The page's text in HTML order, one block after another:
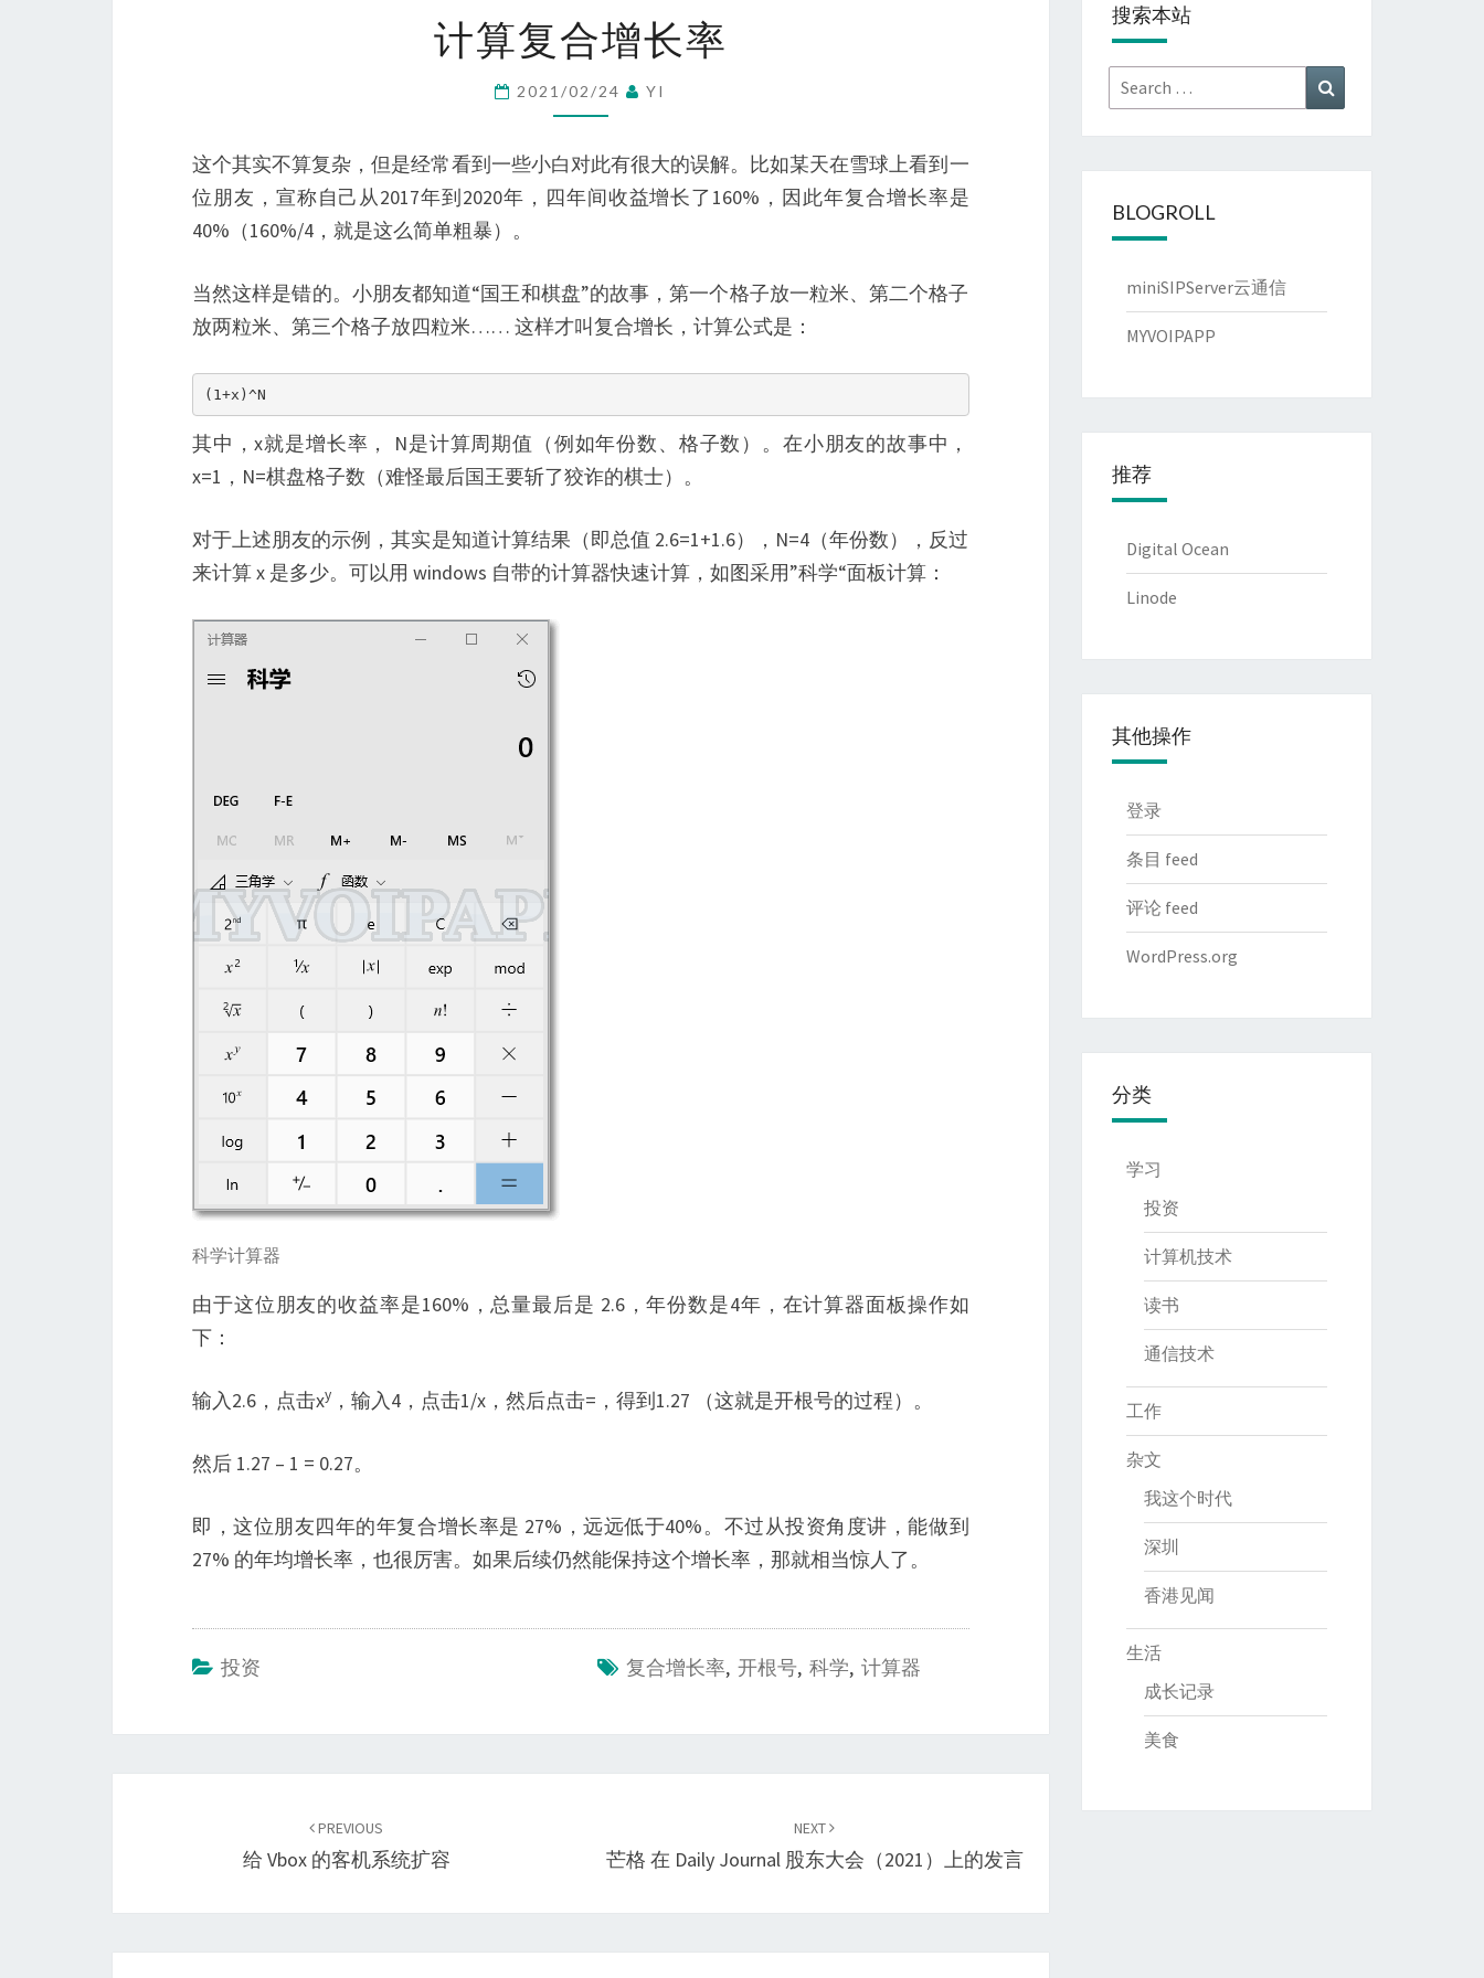
算
长
率
计算复合增长率
2021/02/24 YI
这个其实不算复杂，但是经常看到一些小白对此有很大的误解。比如某天在雪球上看到一
位朋友，宣称自己从2017年到2020年，四年间收益增长了160%，因此年复合增长率是
40%（160%/4，就是这么简单粗暴）。
当然这样是错的。小朋友都知道“国王和棋盘”的故事，第一个格子放一粒米、第二个格子
放两粒米、第三个格子放四粒米…… 这样才叫复合增长，计算公式是：
(1+x)^N
其中，x就是增长率， N是计算周期值（例如年份数、格子数）。在小朋友的故事中，
x=1，N=棋盘格子数（难怪最后国王要斩了狡诈的棋士）。
对于上述朋友的示例，其实是知道计算结果（即总值 2.6=1+1.6），N=4（年份数），反过
来计算 x 是多少。可以用 windows 自带的计算器快速计算，如图采用”科学“面板计算：
科学计算器
由于这位朋友的收益率是160%，总量最后是 2.6，年份数是4年，在计算器面板操作如
下：
输入2.6，点击xy ，输入4，点击1/x，然后点击=，得到1.27 （这就是开根号的过程）。
然后 1.27 – 1 = 0.27。
即，这位朋友四年的年复合增长率是 27%，远远低于40%。不过从投资角度讲，能做到
27% 的年均增长率，也很厉害。如果后续仍然能保持这个增长率，那就相当惊人了。
投资 复合增长率, 开根号, 科学, 计算器
PREVIOUS
给 Vbox 的客机系统扩容
NEXT
芒格 在 Daily Journal 股东大会（2021）上的发言
搜索本站
Search
for:
BLOGROLL
miniSIPServer云通信
MYVOIPAPP
推荐
Digital Ocean
Linode
其他操作
登录
条目 feed
评论 feed
WordPress.org
分类
学习
投资
计算机技术
读书
通信技术
工作
杂文
我这个时代
深圳
香港见闻
生活
成长记录
美食